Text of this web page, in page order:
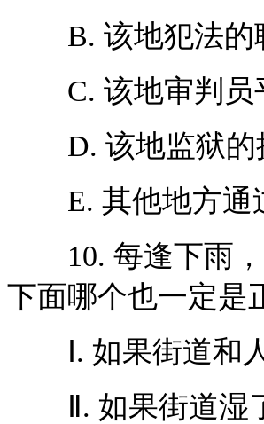
B. 该地犯法的
C. 该地审判员
D. 该地监狱的
E. 其他地方通
10. 每逢下雨，
下面哪个也一定是
Ⅰ. 如果街道和人
Ⅱ. 如果街道湿了